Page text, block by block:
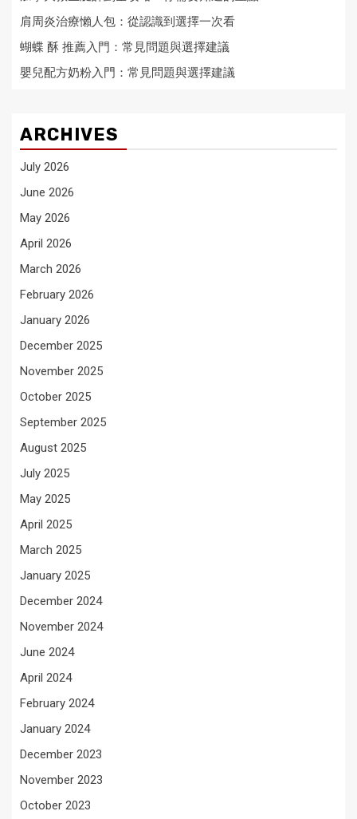
肩周炎治療懶人包：從認識到選擇一次看
蝴蝶 酥 推薦入門：常見問題與選擇建議
嬰兒配方奶粉入門：常見問題與選擇建議
ARCHIVES
July 2026
June 2026
May 2026
April 2026
March 2026
February 2026
January 2026
December 2025
November 2025
October 2025
September 2025
August 2025
July 2025
May 2025
April 2025
March 2025
January 2025
December 2024
November 2024
June 2024
April 2024
February 2024
January 2024
December 2023
November 2023
October 2023